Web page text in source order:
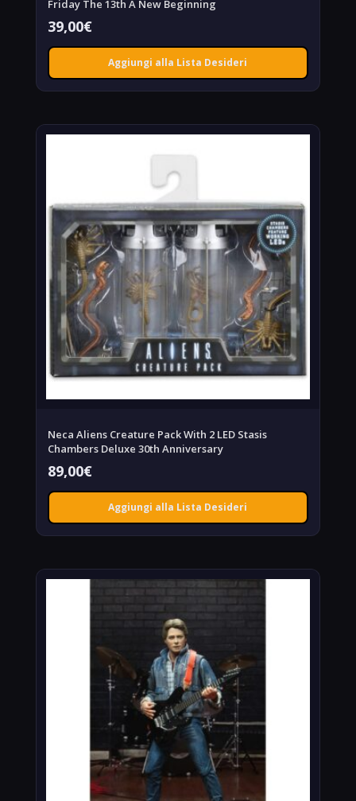
Friday The 13th A New Beginning
39,00€
Aggiungi alla Lista Desideri
Neca Aliens Creature Pack With 2 LED Stasis
Chambers Deluxe 30th Anniversary
89,00€
Aggiungi alla Lista Desideri